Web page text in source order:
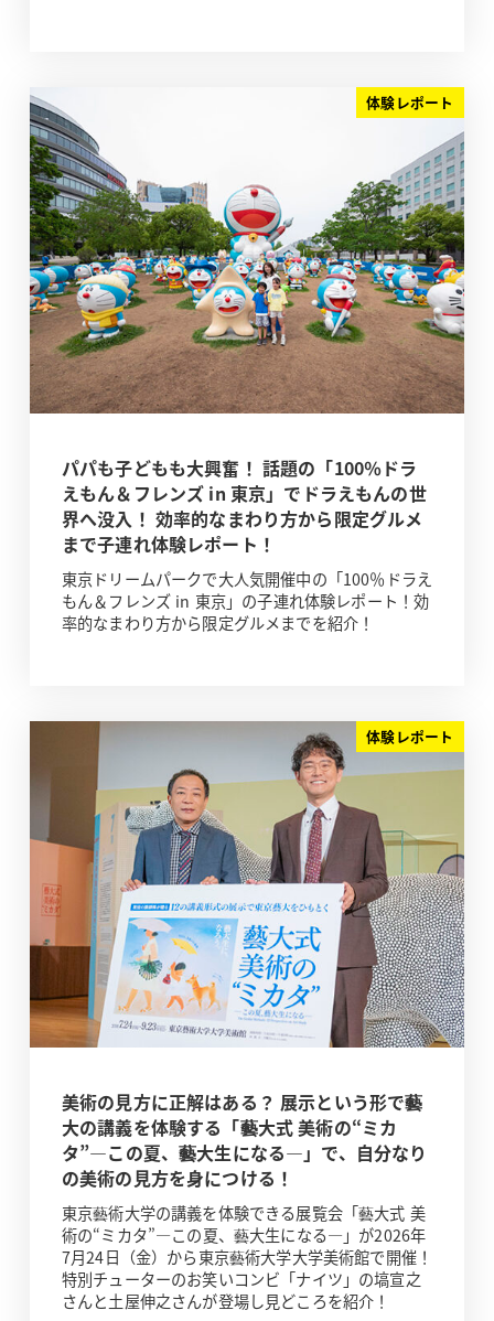
体験レポート
パパも子どもも大興奮！ 話題の「100％ドラ
えもん＆フレンズ in 東京」でドラえもんの世
界へ没入！ 効率的なまわり方から限定グルメ
まで子連れ体験レポート！
東京ドリームパークで大人気開催中の「100％ドラえ
もん＆フレンズ in 東京」の子連れ体験レポート！効
率的なまわり方から限定グルメまでを紹介！
体験レポート
美術の見方に正解はある？ 展示という形で藝
大の講義を体験する「藝大式 美術の“ミカ
タ”―この夏、藝大生になる―」で、自分なり
の美術の見方を身につける！
東京藝術大学の講義を体験できる展覧会「藝大式 美
術の“ミカタ”―この夏、藝大生になる―」が2026年
7月24日（金）から東京藝術大学大学美術館で開催！
特別チューターのお笑いコンビ「ナイツ」の塙宣之
さんと土屋伸之さんが登場し見どころを紹介！